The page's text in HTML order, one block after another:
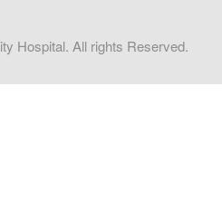
Hospital. All rights Reserved.